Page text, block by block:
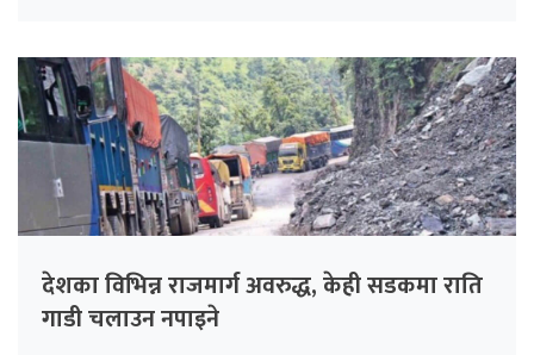
देशका विभिन्न राजमार्ग अवरुद्ध, केही सडकमा राति
गाडी चलाउन नपाइने